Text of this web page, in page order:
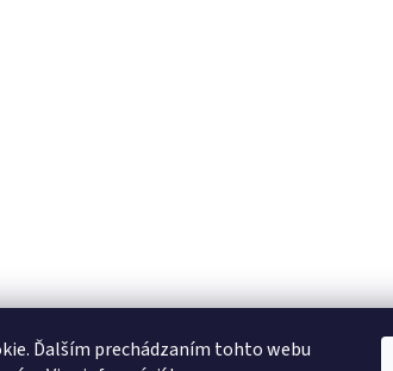
Ďalším prechádzaním tohto webu